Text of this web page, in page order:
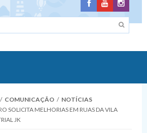
/ COMUNICAÇÃO / NOTÍCIAS
SOLICITA MELHORIAS EM RUAS DA VILA
JK